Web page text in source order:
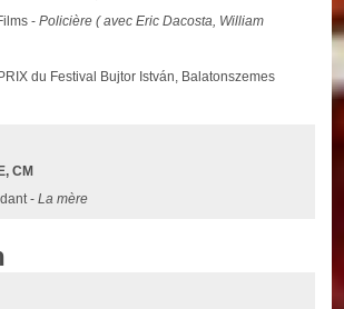
-Policière ( avec Eric Dacosta, William
du Festival Bujtor István, Balatonszemes
CM
-La mère